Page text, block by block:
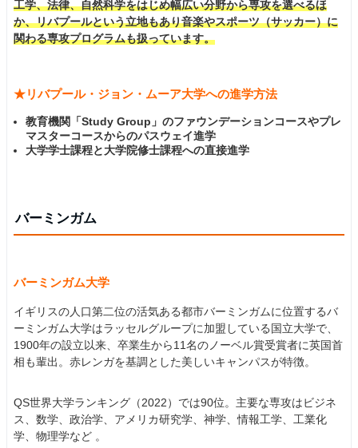
工学、法律、自然科学をはじめ幅広い分野から専攻を選べるほ
か、リバプールという立地もあり音楽やスポーツ（サッカー）に
関わる専攻プログラムも扱っています。
★リバプール・ジョン・ムーア大学への進学方法
教育機関「Study Group」のファウンデーションコースやプレ
マスターコースからのパスウェイ進学
大学学士課程と大学院修士課程への直接進学
バーミンガム
バーミンガム大学
イギリスの人口第二位の活気ある都市バーミンガムに位置するバ
ーミンガム大学はラッセルグループに加盟している国立大学で、
1900年の設立以来、卒業生から11名のノーベル賞受賞者に英国首
相も輩出。赤レンガを基調とした美しいキャンパスが特徴。
QS世界大学ランキング（2022）では90位。主要な専攻はビジネ
ス、数学、政治学、アメリカ研究学、神学、情報工学、工業化
学、物理学など 。